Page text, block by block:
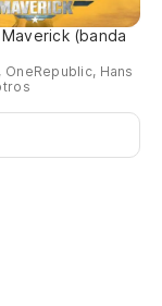
(banda
OneRepublic, Hans